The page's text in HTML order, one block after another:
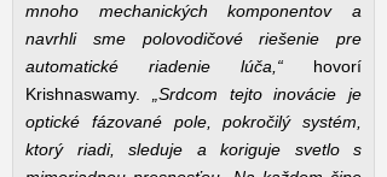
mnoho mechanických komponentov a
navrhli sme polovodičové riešenie pre
automatické riadenie lúča,“ hovorí
Krishnaswamy. „Srdcom tejto inovácie je
optické fázované pole, pokročilý systém,
ktorý riadi, sleduje a koriguje svetlo s